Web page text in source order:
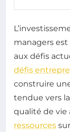
managers
aux défis
défis
construire
tendue vers
qualité de vie
ressources sur